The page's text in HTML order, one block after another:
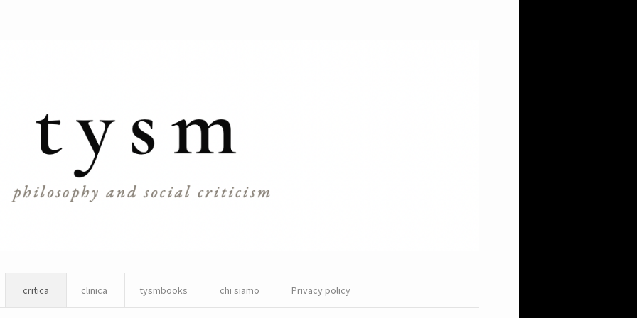
critica clinica tysmbooks chi siamo Privacy policy